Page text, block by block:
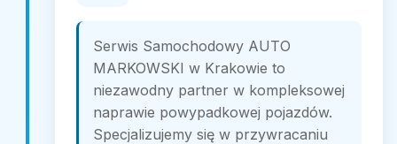
Serwis Samochodowy AUTO
MARKOWSKI w Krakowie to
niezawodny partner w kompleksowej
naprawie powypadkowej pojazdów.
Specjalizujemy się w przywracaniu